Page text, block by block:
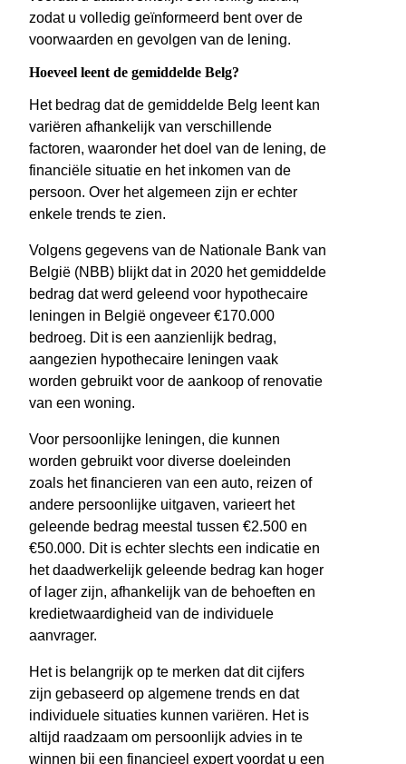
zodat u volledig geïnformeerd bent over de
voorwaarden en gevolgen van de lening.
Hoeveel leent de gemiddelde Belg?
Het bedrag dat de gemiddelde Belg leent kan
variëren afhankelijk van verschillende
factoren, waaronder het doel van de lening, de
financiële situatie en het inkomen van de
persoon. Over het algemeen zijn er echter
enkele trends te zien.
Volgens gegevens van de Nationale Bank van
België (NBB) blijkt dat in 2020 het gemiddelde
bedrag dat werd geleend voor hypothecaire
leningen in België ongeveer €170.000
bedroeg. Dit is een aanzienlijk bedrag,
aangezien hypothecaire leningen vaak
worden gebruikt voor de aankoop of renovatie
van een woning.
Voor persoonlijke leningen, die kunnen
worden gebruikt voor diverse doeleinden
zoals het financieren van een auto, reizen of
andere persoonlijke uitgaven, varieert het
geleende bedrag meestal tussen €2.500 en
€50.000. Dit is echter slechts een indicatie en
het daadwerkelijk geleende bedrag kan hoger
of lager zijn, afhankelijk van de behoeften en
kredietwaardigheid van de individuele
aanvrager.
Het is belangrijk op te merken dat dit cijfers
zijn gebaseerd op algemene trends en dat
individuele situaties kunnen variëren. Het is
altijd raadzaam om persoonlijk advies in te
winnen bij een financieel expert voordat u een